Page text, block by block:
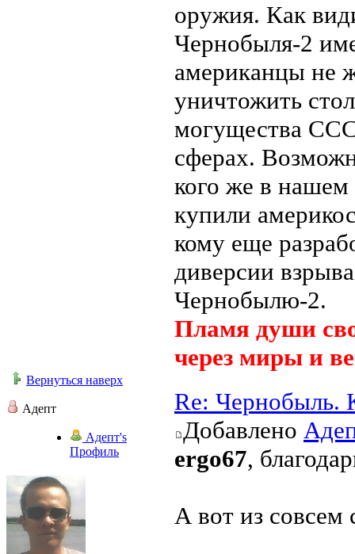
оружия. Как
Чернобыля-2
американцы не
уничтожить
могущества
сферах.
кого же в нашем
купили
кому еще
диверсии
Чернобылю-2.
Пламя души
через миры и
Вернуться наверх
Адепт
Адепт's
Профиль
Re: Чернобыль.
Добавлено
ergo67,
А вот из совсем